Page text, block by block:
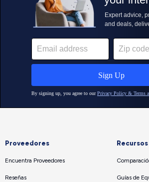
Proveedores
Encuentra Proveedores
Reseñas
Recursos
Guías de